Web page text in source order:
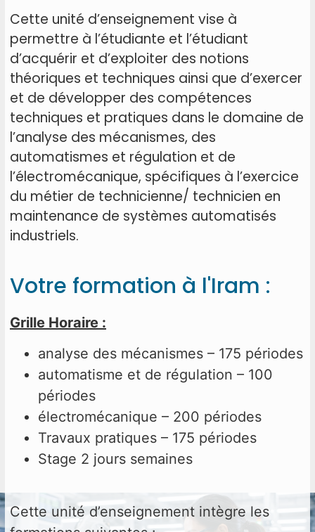
Cette unité d’enseignement vise à
permettre à l’étudiante et l’étudiant
d’acquérir et d’exploiter des notions
théoriques et techniques ainsi que d’exercer
et de développer des compétences
techniques et pratiques dans le domaine de
l’analyse des mécanismes, des
automatismes et régulation et de
l’électromécanique, spécifiques à l’exercice
du métier de technicienne/ technicien en
maintenance de systèmes automatisés
industriels.
Votre formation à l'Iram :
Grille Horaire :
analyse des mécanismes – 175 périodes
automatisme et de régulation – 100
périodes
électromécanique – 200 périodes
Travaux pratiques – 175 périodes
Stage 2 jours semaines
Cette unité d’enseignement intègre les